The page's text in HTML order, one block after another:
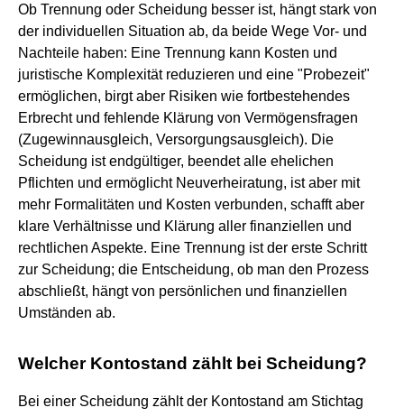
Ob Trennung oder Scheidung besser ist, hängt stark von
der individuellen Situation ab, da beide Wege Vor- und
Nachteile haben: Eine Trennung kann Kosten und
juristische Komplexität reduzieren und eine "Probezeit"
ermöglichen, birgt aber Risiken wie fortbestehendes
Erbrecht und fehlende Klärung von Vermögensfragen
(Zugewinnausgleich, Versorgungsausgleich). Die
Scheidung ist endgültiger, beendet alle ehelichen
Pflichten und ermöglicht Neuverheiratung, ist aber mit
mehr Formalitäten und Kosten verbunden, schafft aber
klare Verhältnisse und Klärung aller finanziellen und
rechtlichen Aspekte. Eine Trennung ist der erste Schritt
zur Scheidung; die Entscheidung, ob man den Prozess
abschließt, hängt von persönlichen und finanziellen
Umständen ab.
Welcher Kontostand zählt bei Scheidung?
Bei einer Scheidung zählt der Kontostand am Stichtag